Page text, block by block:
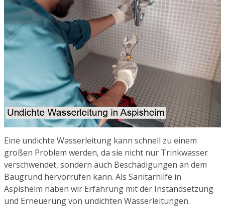
Eine undichte Wasserleitung kann schnell zu einem
großen Problem werden, da sie nicht nur Trinkwasser
verschwendet, sondern auch Beschädigungen an dem
Baugrund hervorrufen kann. Als Sanitärhilfe in
Aspisheim haben wir Erfahrung mit der Instandsetzung
und Erneuerung von undichten Wasserleitungen.